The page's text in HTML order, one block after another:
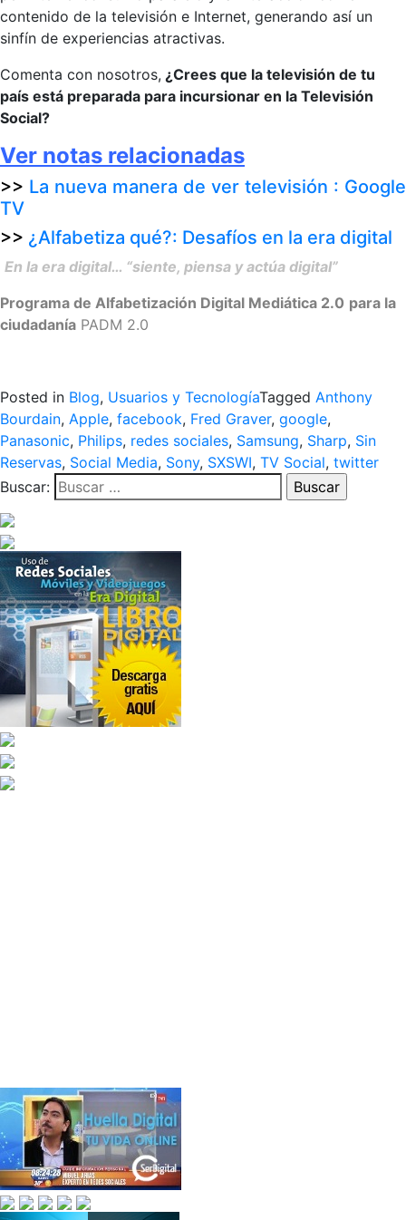
contenido de la televisión e Internet, generando así un
sinfín de experiencias atractivas.
Comenta con nosotros, ¿Crees que la televisión de tu
país está preparada para incursionar en la Televisión
Social?
Ver notas relacionadas
>> La nueva manera de ver televisión : Google
TV
>> ¿Alfabetiza qué?: Desafíos en la era digital
En la era digital… “siente, piensa y actúa digital”
Programa de Alfabetización Digital Mediática 2.0 para la
ciudadanía PADM 2.0
Posted in Blog, Usuarios y TecnologíaTagged Anthony
Bourdain, Apple, facebook, Fred Graver, google,
Panasonic, Philips, redes sociales, Samsung, Sharp, Sin
Reservas, Social Media, Sony, SXSWI, TV Social, twitter
Buscar: